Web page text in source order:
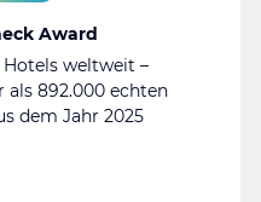
Award
weltweit –
als 892.000 echten
dem Jahr 2025